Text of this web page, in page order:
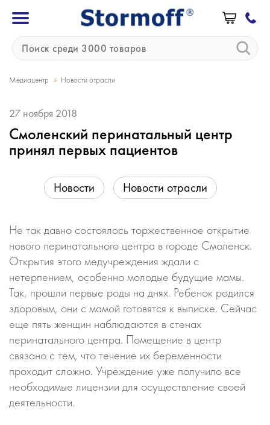
Медиацентр » Новости отрасли
27 ноября 2018
Смоленский перинатальный центр
принял первых пациентов
Новости Новости отрасли
Не так давно состоялось торжественное открытие
нового перинатального центра в городе Смоленск.
Открытия этого медучреждения ждали с
нетерпением, особенно молодые будущие мамы.
Так, прошли первые роды на днях. Ребенок родился
здоровым, они с мамой готовятся к выписке. Сейчас
еще пять женщин наблюдаются в стенах
перинатального центра. Помещение в центр
связано с тем, что течение их беременности
проходит сложно. Учреждение уже получило все
необходимые лицензии для осуществление своей
деятельности.